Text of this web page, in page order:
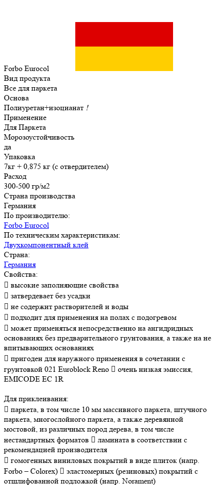
Forbo Eurocol
Вид продукта
Все для паркета
Основа
Полиуретан+изоцианат !
Применение
Для Паркета
Морозоустойчивость
да
Упаковка
7кг + 0,875 кг (с отвердителем)
Расход
300-500 гр/м2
Страна производства
Германия
По производителю:
Forbo Eurocol
По техническим характеристикам:
Двухкомпонентный клей
Страна:
Германия
Свойства:
 высокие заполняющие свойства
 затвердевает без усадки
 не содержит растворителей и воды
 подходит для применения на полах с подогревом
 может применяться непосредственно на ангидридных
основаниях без предварительного грунтования, а также на не
впитывающих основаниях
 пригоден для наружного применения в сочетании с
грунтовкой 021 Euroblock Reno  очень низкая эмиссия,
EMICODE EC 1R
Для приклеивания:
 паркета, в том числе 10 мм массивного паркета, штучного
паркета, многослойного паркета, а также деревянной
мостовой, из различных пород дерева, в том числе
нестандартных форматов  ламината в соответствии с
рекомендацией производителя
 гомогенных виниловых покрытий в виде плиток (напр.
Forbo – Соlorex)  эластомерных (резиновых) покрытий с
отшлифованной подложкой (напр. Norament)